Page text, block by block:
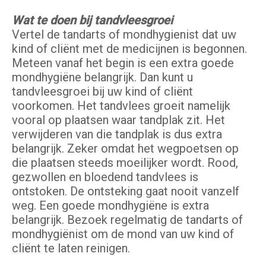
Wat te doen bij tandvleesgroei
Vertel de tandarts of mondhygienist dat uw
kind of cliënt met de medicijnen is begonnen.
Meteen vanaf het begin is een extra goede
mondhygiëne belangrijk. Dan kunt u
tandvleesgroei bij uw kind of cliënt
voorkomen. Het tandvlees groeit namelijk
vooral op plaatsen waar tandplak zit. Het
verwijderen van die tandplak is dus extra
belangrijk. Zeker omdat het wegpoetsen op
die plaatsen steeds moeilijker wordt. Rood,
gezwollen en bloedend tandvlees is
ontstoken. De ontsteking gaat nooit vanzelf
weg. Een goede mondhygiëne is extra
belangrijk. Bezoek regelmatig de tandarts of
mondhygiënist om de mond van uw kind of
cliënt te laten reinigen.